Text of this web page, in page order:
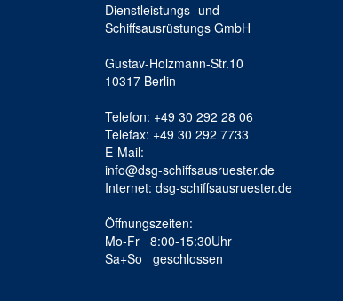
Dienstleistungs- und
Schiffsausrüstungs GmbH
Gustav-Holzmann-Str.10
10317 Berlin
Telefon: +49 30 292 28 06
Telefax: +49 30 292 7733
E-Mail:
info@dsg-schiffsausruester.de
Internet: dsg-schiffsausruester.de
Öffnungszeiten:
Mo-Fr 8:00-15:30Uhr
Sa+So geschlossen